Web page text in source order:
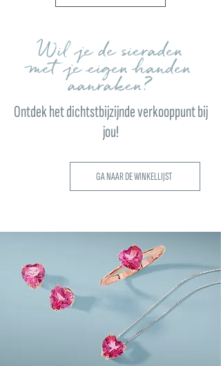
Wil je de sieraden
met je eigen handen
aanraken?
Ontdek het dichtstbijzijnde verkooppunt bij
jou!
GA NAAR DE WINKELLIJST